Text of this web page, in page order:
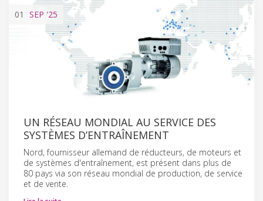
01 SEP '25
UN RÉSEAU MONDIAL AU SERVICE DES
SYSTÈMES D’ENTRAÎNEMENT
Nord, fournisseur allemand de réducteurs, de moteurs et
de systèmes d'entraînement, est présent dans plus de
80 pays via son réseau mondial de production, de service
et de vente.